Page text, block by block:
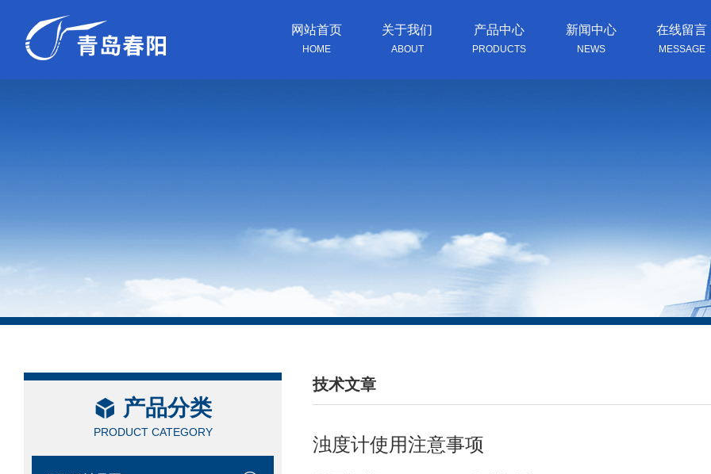
网站首页
HOME
关于我们
ABOUT
产品中心
PRODUCTS
新闻中心
NEWS
在线留言
MESSAGE
产品分类
PRODUCT CATEGORY
技术文章
/ TECHNICAL ARTICLES
浊度计使用注意事项